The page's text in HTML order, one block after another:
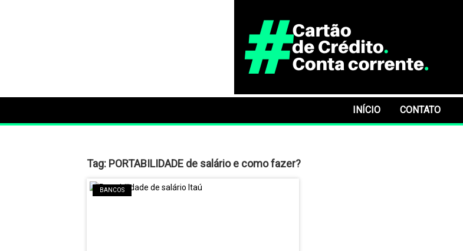
INÍCIO CONTATO
Tag: PORTABILIDADE de salário e como fazer?
BANCOS